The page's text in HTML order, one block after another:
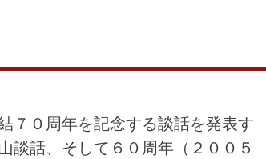
７０周年を記念する談話を発表す
談話、そして６０周年（２００５